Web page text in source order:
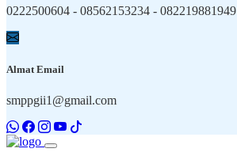
0222500604 - 08562153234 - 082219881949
Almat Email
smppgii1@gmail.com